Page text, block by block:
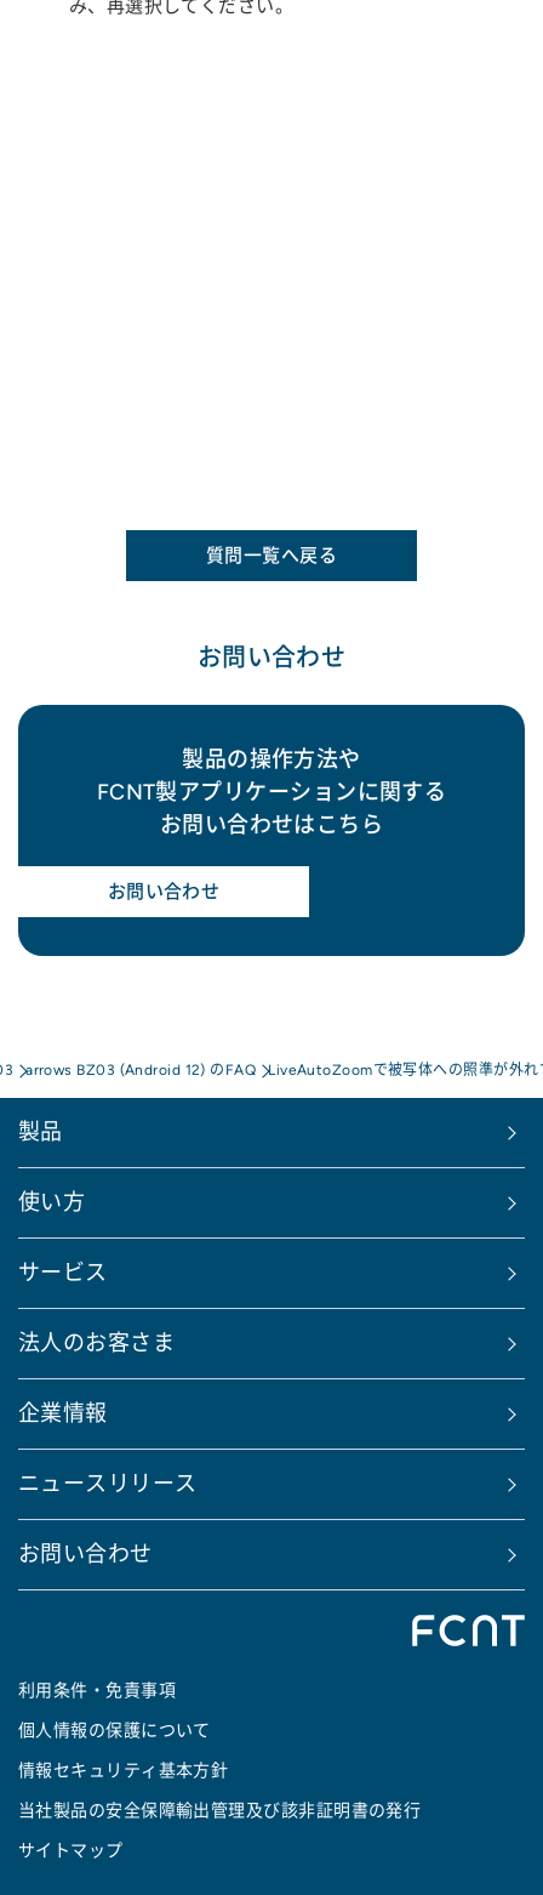
み、再選択してください。
質問一覧へ戻る
お問い合わせ
製品の操作方法や
FCNT製アプリケーションに関する
お問い合わせはこちら
お問い合わせ
arrows BZ03 (Android 12) のFAQ LiveAutoZoomで被写体への照準が外
製品
使い方
サービス
法人のお客さま
企業情報
ニュースリリース
お問い合わせ
利用条件・免責事項
個人情報の保護について
情報セキュリティ基本方針
当社製品の安全保障輸出管理及び該非証明書の発行
サイトマップ